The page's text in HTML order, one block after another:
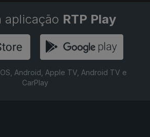
aplicação RTP Play
Android, Apple TV, Android TV e
CarPlay